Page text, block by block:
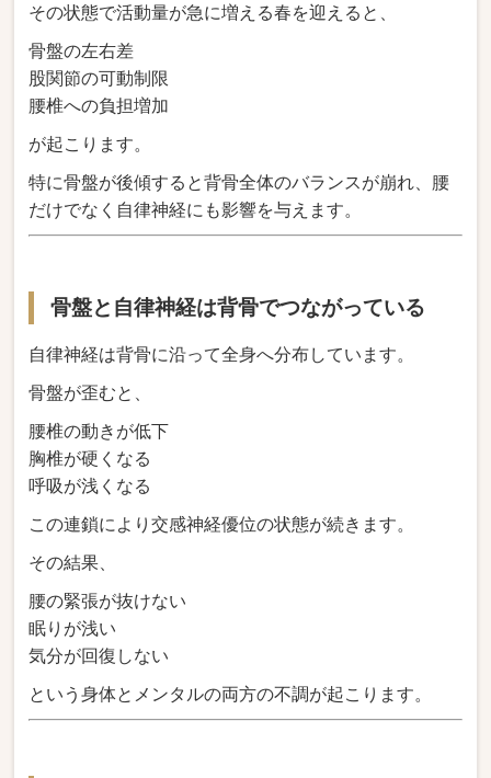
その状態で活動量が急に増える春を迎えると、
骨盤の左右差
股関節の可動制限
腰椎への負担増加
が起こります。
特に骨盤が後傾すると背骨全体のバランスが崩れ、腰
だけでなく自律神経にも影響を与えます。
骨盤と自律神経は背骨でつながっている
自律神経は背骨に沿って全身へ分布しています。
骨盤が歪むと、
腰椎の動きが低下
胸椎が硬くなる
呼吸が浅くなる
この連鎖により交感神経優位の状態が続きます。
その結果、
腰の緊張が抜けない
眠りが浅い
気分が回復しない
という身体とメンタルの両方の不調が起こります。